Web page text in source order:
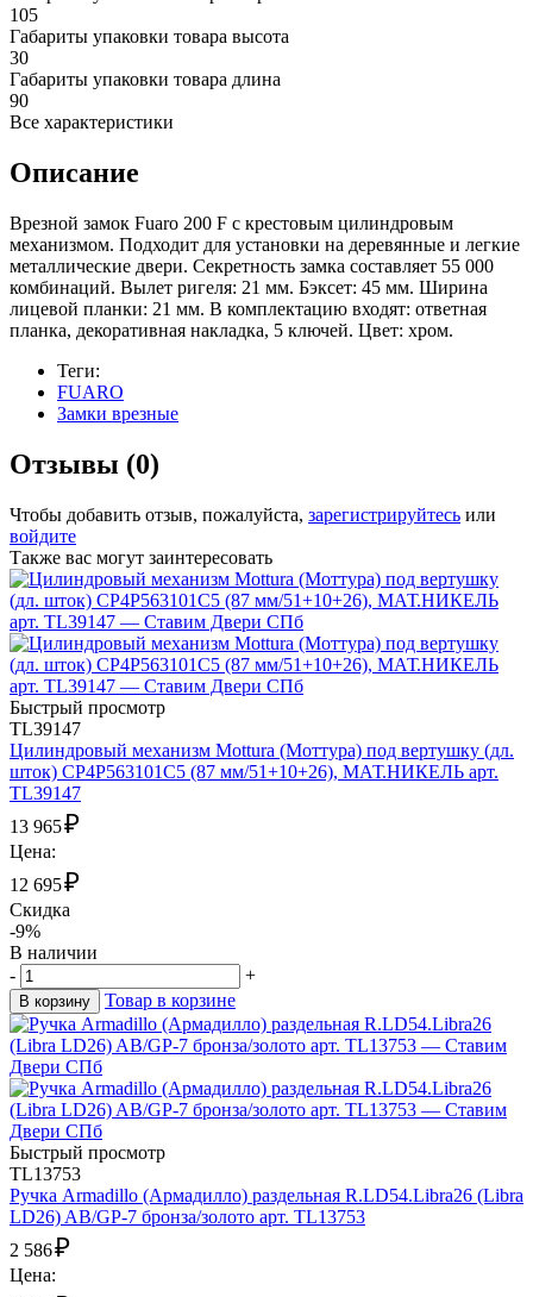
105
Габариты упаковки товара высота
30
Габариты упаковки товара длина
90
Все характеристики
Описание
Врезной замок Fuaro 200 F с крестовым цилиндровым
механизмом. Подходит для установки на деревянные и легкие
металлические двери. Секретность замка составляет 55 000
комбинаций. Вылет ригеля: 21 мм. Бэксет: 45 мм. Ширина
лицевой планки: 21 мм. В комплектацию входят: ответная
планка, декоративная накладка, 5 ключей. Цвет: хром.
Теги:
FUARO
Замки врезные
Отзывы (0)
Чтобы добавить отзыв, пожалуйста, зарегистрируйтесь или
войдите
Также вас могут заинтересовать
Быстрый просмотр
TL39147
Цилиндровый механизм Mottura (Моттура) под вертушку (дл.
шток) CP4P563101C5 (87 мм/51+10+26), МАТ.НИКЕЛЬ арт.
TL39147
13 965₽
Цена:
12 695₽
Скидка
-9%
В наличии
-
+
В корзину Товар в корзине
Быстрый просмотр
TL13753
Ручка Armadillo (Армадилло) раздельная R.LD54.Libra26 (Libra
LD26) AB/GP-7 бронза/золото арт. TL13753
2 586₽
Цена: